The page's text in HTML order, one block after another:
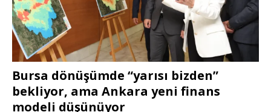
Bursa dönüşümde “yarısı bizden”
bekliyor, ama Ankara yeni finans
modeli düşünüyor